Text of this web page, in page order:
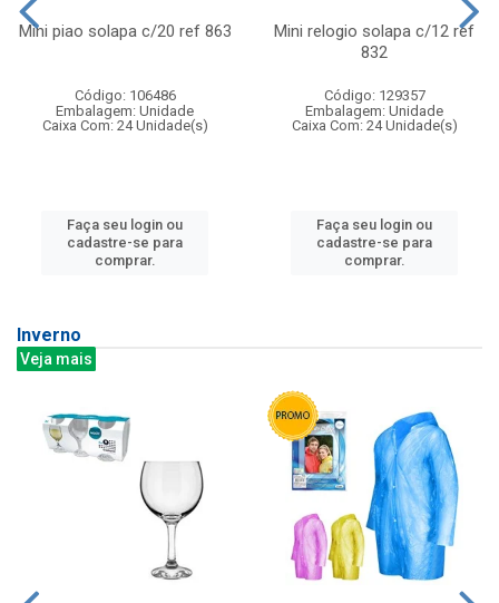
Mini piao solapa c/20 ref 863
Código: 106486
Embalagem: Unidade
Caixa Com: 24 Unidade(s)
Faça seu login ou
cadastre-se para
comprar.
Mini relogio solapa c/12 ref
832
Código: 129357
Embalagem: Unidade
Caixa Com: 24 Unidade(s)
Faça seu login ou
cadastre-se para
comprar.
Inverno
Veja mais